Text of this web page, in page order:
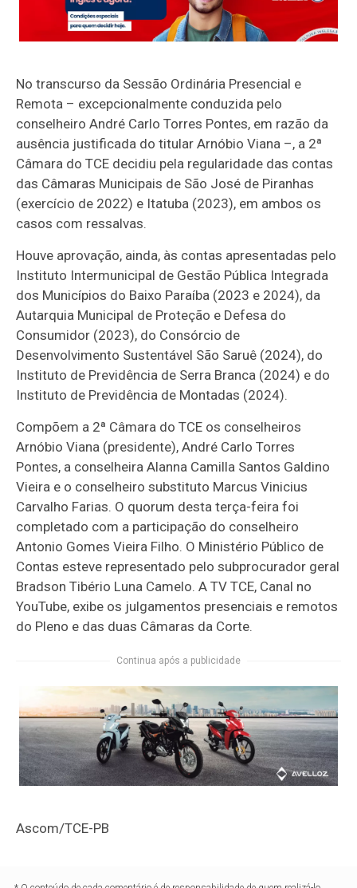
No transcurso da Sessão Ordinária Presencial e
Remota – excepcionalmente conduzida pelo
conselheiro André Carlo Torres Pontes, em razão da
ausência justificada do titular Arnóbio Viana –, a 2ª
Câmara do TCE decidiu pela regularidade das contas
das Câmaras Municipais de São José de Piranhas
(exercício de 2022) e Itatuba (2023), em ambos os
casos com ressalvas.
Houve aprovação, ainda, às contas apresentadas pelo
Instituto Intermunicipal de Gestão Pública Integrada
dos Municípios do Baixo Paraíba (2023 e 2024), da
Autarquia Municipal de Proteção e Defesa do
Consumidor (2023), do Consórcio de
Desenvolvimento Sustentável São Saruê (2024), do
Instituto de Previdência de Serra Branca (2024) e do
Instituto de Previdência de Montadas (2024).
Compõem a 2ª Câmara do TCE os conselheiros
Arnóbio Viana (presidente), André Carlo Torres
Pontes, a conselheira Alanna Camilla Santos Galdino
Vieira e o conselheiro substituto Marcus Vinicius
Carvalho Farias. O quorum desta terça-feira foi
completado com a participação do conselheiro
Antonio Gomes Vieira Filho. O Ministério Público de
Contas esteve representado pelo subprocurador geral
Bradson Tibério Luna Camelo. A TV TCE, Canal no
YouTube, exibe os julgamentos presenciais e remotos
do Pleno e das duas Câmaras da Corte.
Continua após a publicidade
Ascom/TCE-PB